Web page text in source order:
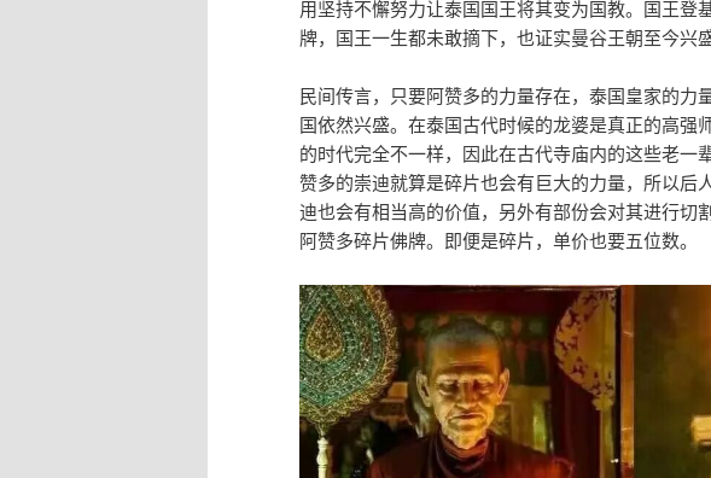
用坚持不懈努力让泰国国王将其变为国教。国王登
牌，国王一生都未敢摘下，也证实曼谷王朝至今兴
民间传言，只要阿赞多的力量存在，泰国皇家的力
国依然兴盛。在泰国古代时候的龙婆是真正的高强
的时代完全不一样，因此在古代寺庙内的这些老一
赞多的崇迪就算是碎片也会有巨大的力量，所以后
迪也会有相当高的价值，另外有部份会对其进行切
阿赞多碎片佛牌。即便是碎片，单价也要五位数。